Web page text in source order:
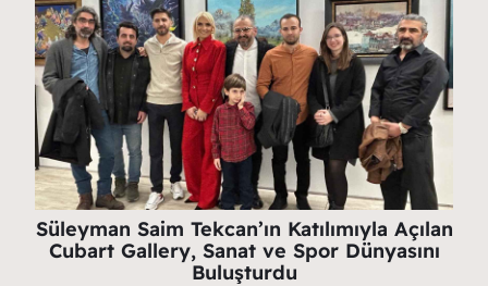
Süleyman Saim Tekcan’ın Katılımıyla Açılan
Cubart Gallery, Sanat ve Spor Dünyasını
Buluşturdu